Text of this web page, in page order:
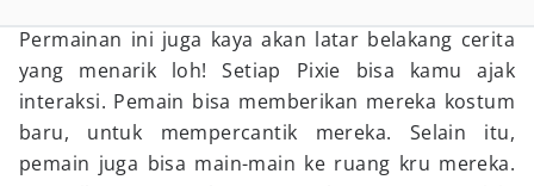
Permainan ini juga kaya akan latar belakang cerita
yang menarik loh! Setiap Pixie bisa kamu ajak
interaksi. Pemain bisa memberikan mereka kostum
baru, untuk mempercantik mereka. Selain itu,
pemain juga bisa main-main ke ruang kru mereka.